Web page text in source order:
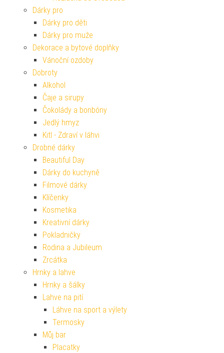
Dárky pro
Dárky pro děti
Dárky pro muže
Dekorace a bytové doplňky
Vánoční ozdoby
Dobroty
Alkohol
Čaje a sirupy
Čokolády a bonbóny
Jedlý hmyz
Kitl - Zdraví v láhvi
Drobné dárky
Beautiful Day
Dárky do kuchyně
Filmové dárky
Klíčenky
Kosmetika
Kreativní dárky
Pokladničky
Rodina a Jubileum
Zrcátka
Hrnky a lahve
Hrnky a šálky
Lahve na pití
Láhve na sport a výlety
Termosky
Můj bar
Placatky